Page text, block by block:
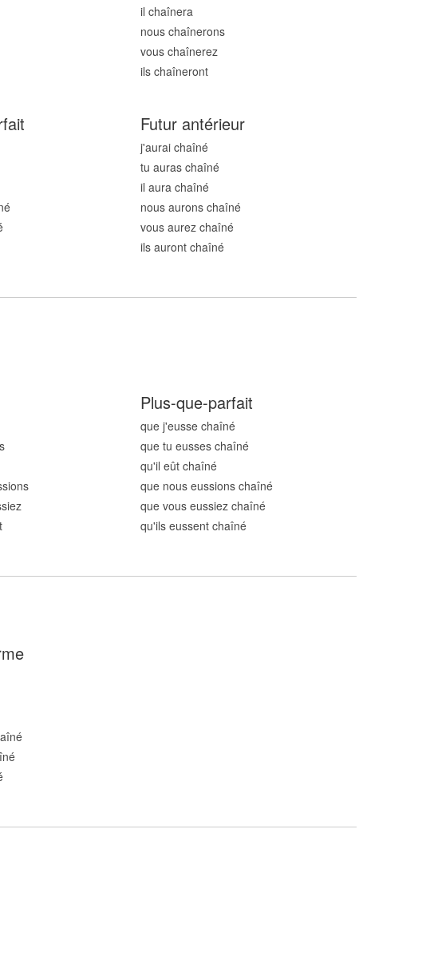
il chaînera
nous chaînerons
vous chaînerez
ils chaîneront
é
Futur antérieur
j'aurai chaîné
tu auras chaîné
il aura chaîné
nous aurons chaîné
vous aurez chaîné
ils auront chaîné
Plus-que-parfait
que j'eusse chaîné
que tu eusses chaîné
qu'il eût chaîné
que nous eussions chaîné
que vous eussiez chaîné
qu'ils eussent chaîné
é
é